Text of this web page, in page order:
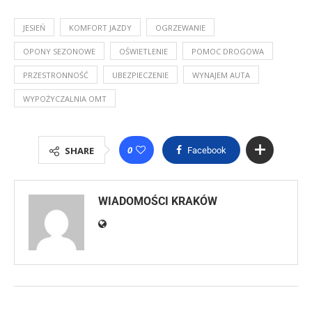
JESIEŃ KOMFORT JAZDY OGRZEWANIE
OPONY SEZONOWE OŚWIETLENIE POMOC DROGOWA
PRZESTRONNOŚĆ UBEZPIECZENIE WYNAJEM AUTA
WYPOŻYCZALNIA OMT
SHARE 0 Facebook
WIADOMOŚCI KRAKÓW